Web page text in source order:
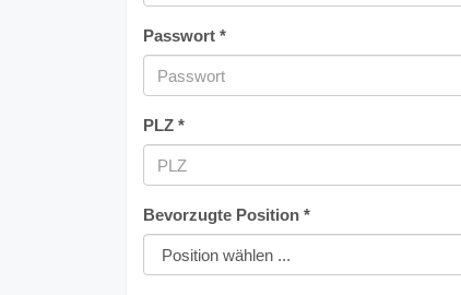
Passwort *
PLZ *
Bevorzugte Position *